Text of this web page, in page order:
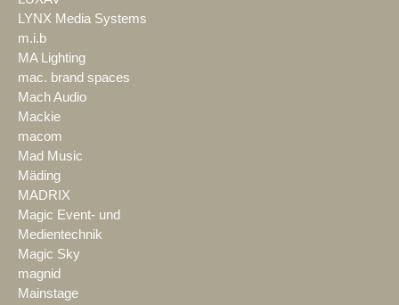
LYNX Media Systems
m.i.b
MA Lighting
mac. brand spaces
Mach Audio
Mackie
macom
Mad Music
Mäding
MADRIX
Magic Event- und
Medientechnik
Magic Sky
magnid
Mainstage